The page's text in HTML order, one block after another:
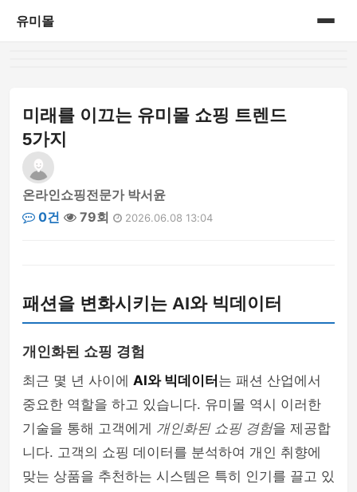
유미몰
미래를 이끄는 유미몰 쇼핑 트렌드
5가지
온라인쇼핑전문가 박서윤
0건
79회 2026.06.08 13:04
패션을 변화시키는 AI와 빅데이터
개인화된 쇼핑 경험
최근 몇 년 사이에 AI와 빅데이터 는 패션 산업에서
중요한 역할을 하고 있습니다. 유미몰 역시 이러한
기술을 통해 고객에게 개인화된 쇼핑 경험을 제공합
니다. 고객의 쇼핑 데이터를 분석하여 개인 취향에
맞는 상품을 추천하는 시스템은 특히 인기를 끌고 있